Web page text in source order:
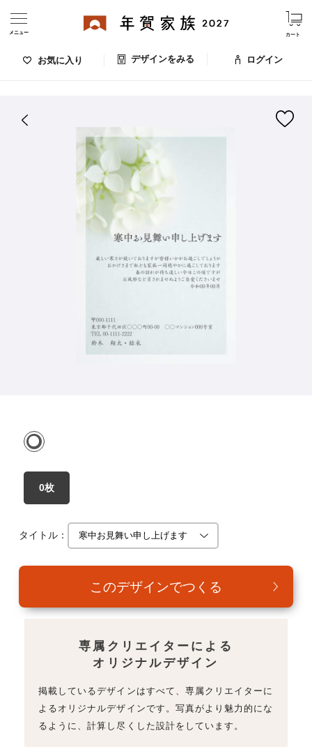
お気に入り デザインをみる
カート
ログイン
メニュー
デザインをみる
お気に入りのデザイン
年賀家族について
お問い合わせ
0枚
タイトル：
専属クリエイターによる
オリジナルデザイン
掲載しているデザインはすべて、専属クリエイターに
よるオリジナルデザインです。写真がより魅力的にな
るように、計算し尽くした設計をしています。